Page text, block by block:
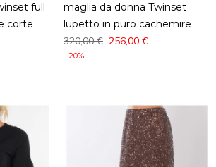
full
corte
maglia da donna Twinset
lupetto in puro cachemire
320,00 € 256,00 €
- 20%